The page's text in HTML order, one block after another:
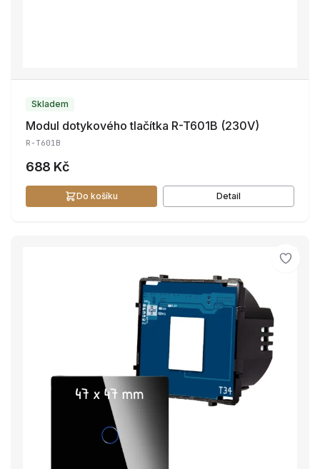
Skladem
Modul dotykového tlačítka R-T601B (230V)
R-T601B
688 Kč
Do košíku Detail